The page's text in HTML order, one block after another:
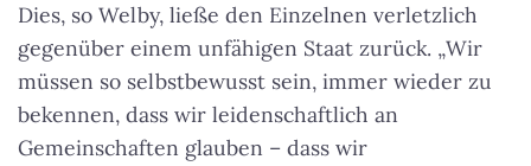
Dies, so Welby, ließe den Einzelnen verletzlich
gegenüber einem unfähigen Staat zurück. „Wir
müssen so selbstbewusst sein, immer wieder zu
bekennen, dass wir leidenschaftlich an
Gemeinschaften glauben – dass wir